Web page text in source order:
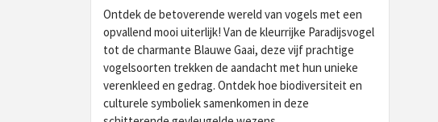
Ontdek de betoverende wereld van vogels met een
opvallend mooi uiterlijk! Van de kleurrijke Paradijsvogel
tot de charmante Blauwe Gaai, deze vijf prachtige
vogelsoorten trekken de aandacht met hun unieke
verenkleed en gedrag. Ontdek hoe biodiversiteit en
culturele symboliek samenkomen in deze